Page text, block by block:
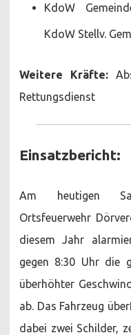
KdoW
KdoW Stellv.
Weitere Kräfte:
Rettungsdienst
Einsatzbericht:
Am heutigen
Ortsfeuerwehr
diesem Jahr
gegen 8:30 Uhr die
überhöhter
ab. Das Fahrzeug
dabei zwei Schilder,